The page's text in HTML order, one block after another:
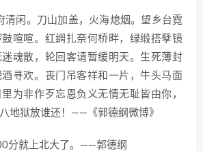
清闲。刀山加盖，火海熄烟。望乡台霓
喧喧。红绸扎奈何桥畔，绿缎搭孽镜
魂散，轮回客请暂缓明天。生死薄封
寻欢。丧门吊客祥和一片，牛头马面
为非作歹忘恩负义无情无耻皆由你，
地狱放谁还！——《郭德纲微博》
分就上北大了。——郭德纲